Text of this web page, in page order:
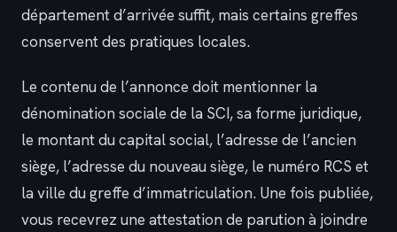
département d’arrivée suffit, mais certains greffes
conservent des pratiques locales.
Le contenu de l’annonce doit mentionner la
dénomination sociale de la SCI, sa forme juridique,
le montant du capital social, l’adresse de l’ancien
siège, l’adresse du nouveau siège, le numéro RCS et
la ville du greffe d’immatriculation. Une fois publiée,
vous recevrez une attestation de parution à joindre